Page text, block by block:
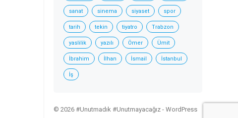
sanat sinema siyaset spor
tarih tekin tiyatro Trabzon
yaslilik yazılı Ömer Ümit
İbrahim İlhan İsmail İstanbul
İş
© 2026 #Unutmadık #Unutmayacağız - WordPress